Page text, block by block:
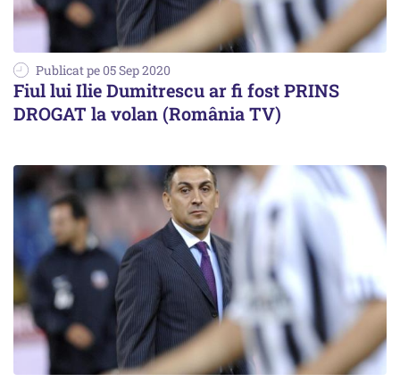
Publicat pe 05 Sep 2020
Fiul lui Ilie Dumitrescu ar fi fost PRINS
DROGAT la volan (România TV)